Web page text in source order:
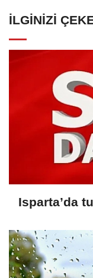
İLGINIZI
Isparta’da